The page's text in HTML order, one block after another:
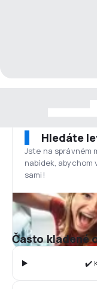
Hledáte
Jste na správném
nabídek, abychom
sami!
Často kladené
✔️